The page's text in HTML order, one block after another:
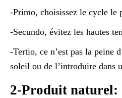
-Primo, choisissez le cycle le
-Secundo, évitez les hautes
-Tertio, ce n’est pas la peine
soleil ou de l’introduire dans
2-Produit naturel: